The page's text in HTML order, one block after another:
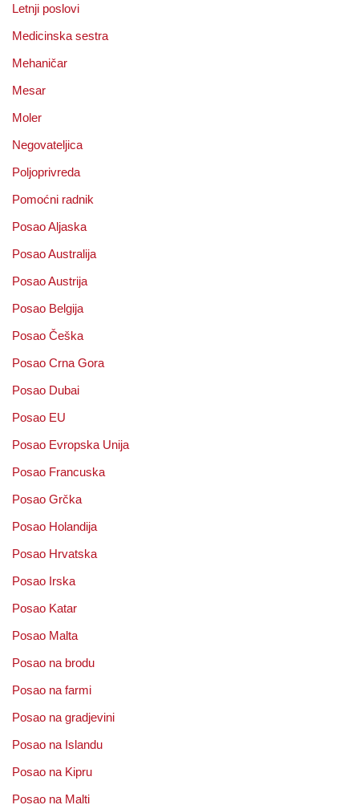
Letnji poslovi
Medicinska sestra
Mehaničar
Mesar
Moler
Negovateljica
Poljoprivreda
Pomoćni radnik
Posao Aljaska
Posao Australija
Posao Austrija
Posao Belgija
Posao Češka
Posao Crna Gora
Posao Dubai
Posao EU
Posao Evropska Unija
Posao Francuska
Posao Grčka
Posao Holandija
Posao Hrvatska
Posao Irska
Posao Katar
Posao Malta
Posao na brodu
Posao na farmi
Posao na gradjevini
Posao na Islandu
Posao na Kipru
Posao na Malti